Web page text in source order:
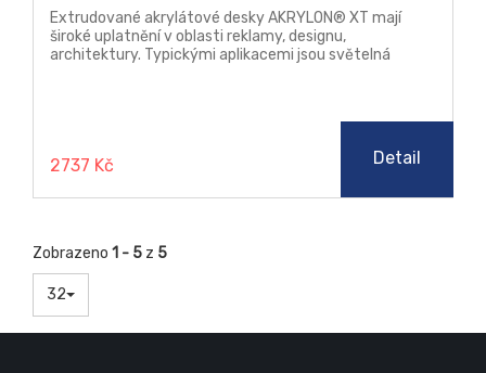
Extrudované akrylátové desky AKRYLON® XT mají
široké uplatnění v oblasti reklamy, designu,
architektury. Typickými aplikacemi jsou světelná
2737 Kč Detail
Zobrazeno 1 - 5 z 5
32